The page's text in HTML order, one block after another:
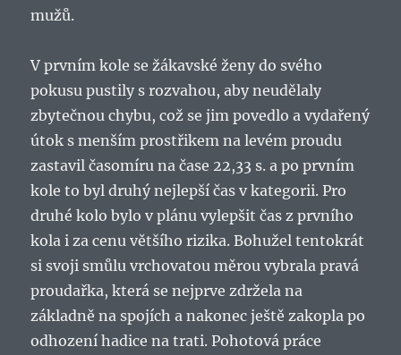
mužů.
V prvním kole se žákavské ženy do svého
pokusu pustily s rozvahou, aby neudělaly
zbytečnou chybu, což se jim povedlo a vydařený
útok s menším prostřikem na levém proudu
zastavil časomíru na čase 22,33 s. a po prvním
kole to byl druhý nejlepší čas v kategorii. Pro
druhé kolo bylo v plánu vylepšit čas z prvního
kola i za cenu většího rizika. Bohužel tentokrát
si svoji smůlu vrchovatou měrou vybrala pravá
proudařka, která se nejprve zdržela na
základně na spojích a nakonec ještě zakopla po
odhození hadice na trati. Pohotová práce